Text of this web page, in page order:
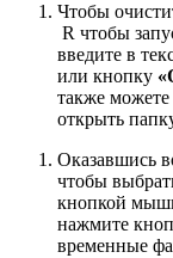
Чтобы
R чтобы
введите в
или кнопку
также
открыть
Оказавшись
чтобы
кнопкой
нажмите
временные